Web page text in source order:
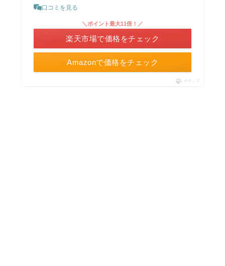
口コミを見る
Amazonで価格をチェック
＼ポイント最大11倍！／
楽天市場で価格をチェック
ポチップ